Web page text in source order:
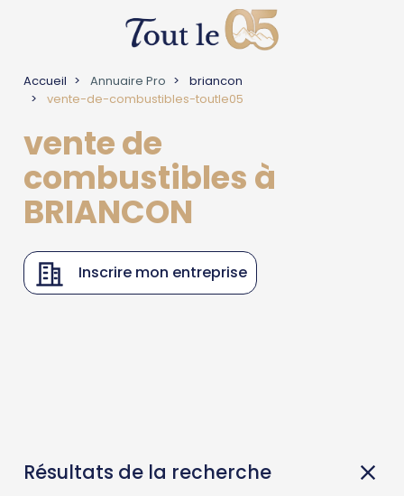
Accueil Annuaire Pro
briancon
vente-de-combustibles-toutle05
vente de
combustibles à
BRIANCON
Inscrire mon entreprise
Résultats de la recherche